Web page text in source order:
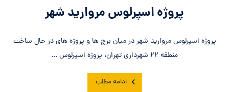
پروژه اسپرلوس مروارید شهر
پروژه اسپرلوس مروارید شهر در میان برج ها و پروژه های در حال ساخت
منطقه ۲۲ شهرداری تهران، پروژه اسپرلوس ...
ادامه مطلب